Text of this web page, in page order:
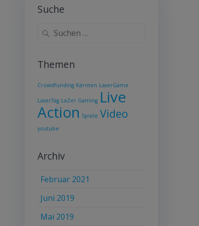
Suche
Suche
nach:
Themen
Crowdfunding Kärnten LaserGame
LaserTag LaZer Gaming Live
Action Spiele Video
youtube
Archiv
Februar 2021
Juni 2019
Mai 2019